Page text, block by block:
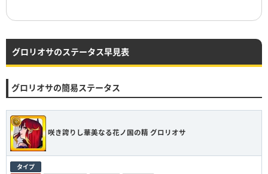
グロリオサのステータス早見表
グロリオサの簡易ステータス
咲き誇りし華美なる花ノ国の精 グロリオサ
タイプ